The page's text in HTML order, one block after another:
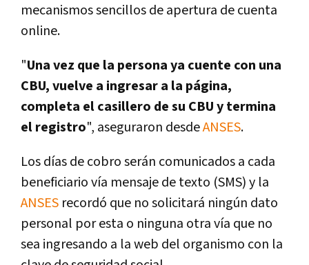
mecanismos sencillos de apertura de cuenta
online.
"Una vez que la persona ya cuente con una
CBU, vuelve a ingresar a la página,
completa el casillero de su CBU y termina
el registro", aseguraron desdeANSES.
Los días de cobro serán comunicados a cada
beneficiario vía mensaje de texto (SMS) y la
ANSES recordó que no solicitará ningún dato
personal por esta o ninguna otra vía que no
sea ingresando a la web del organismo con la